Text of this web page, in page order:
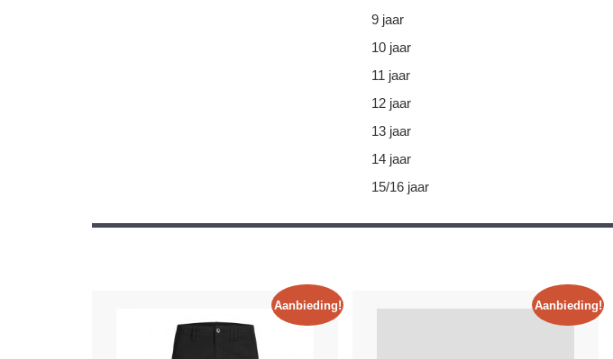
9 jaar
10 jaar
11 jaar
12 jaar
13 jaar
14 jaar
15/16 jaar
Aanbieding! Aanbieding!